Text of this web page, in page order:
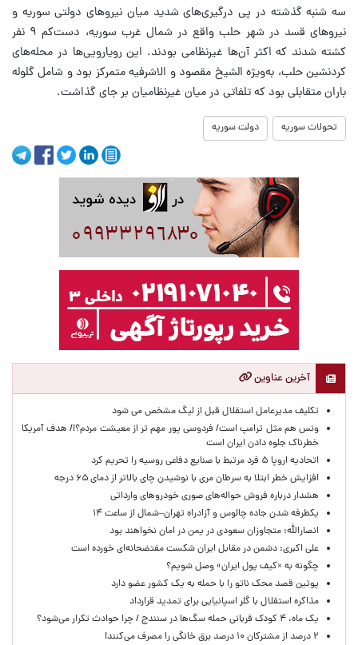
سه شنبه گذشته در پی درگیری‌های شدید میان نیروهای دولتی سوریه و
نیروهای قسد در شهر حلب واقع در شمال غرب سوریه، دست‌کم ۹ نفر
کشته شدند که اکثر آن‌ها غیرنظامی بودند. این رویارویی‌ها در محله‌های
کردنشین حلب، به‌ویژه الشیخ مقصود و الاشرفیه متمرکز بود و شامل گلوله
باران متقابلی بود که تلفاتی در میان غیرنظامیان بر جای گذاشت.
تحولات سوریه دولت سوریه
آخرین عناوین
تکلیف مدیرعامل استقلال قبل از لیگ مشخص می شود
ونس هم مثل ترامپ است/ فردوسی پور مهم تر از معیشت مردم؟!/ هدف آمریکا
خطرناک جلوه دادن ایران است
اتحادیه اروپا ۵ فرد مرتبط با صنایع دفاعی روسیه را تحریم کرد
افزایش خطر ابتلا به سرطان مری با نوشیدن چای بالاتر از دمای ۶۵ درجه
هشدار درباره فروش حواله‌های صوری خودروهای وارداتی
یکطرفه شدن جاده چالوس و آزادراه تهران–شمال از ساعت ۱۴
انصارالله: متجاوزان سعودی در یمن در امان نخواهند بود
علی اکبری: دشمن در مقابل ایران شکست مفتضحانه‌ای خورده است
چگونه به «کیف پول ایران» وصل شویم؟
پوتین قصد محک ناتو را با حمله به یک کشور عضو دارد
مذاکره استقلال با گلر اسپانیایی برای تمدید قرارداد
یک ماه، ۴ کودک قربانی حمله سگ‌ها در سنندج / چرا حوادث تکرار می‌شود؟
۲ درصد از مشترکان ۱۰ درصد برق خانگی را مصرف می‌کنند!